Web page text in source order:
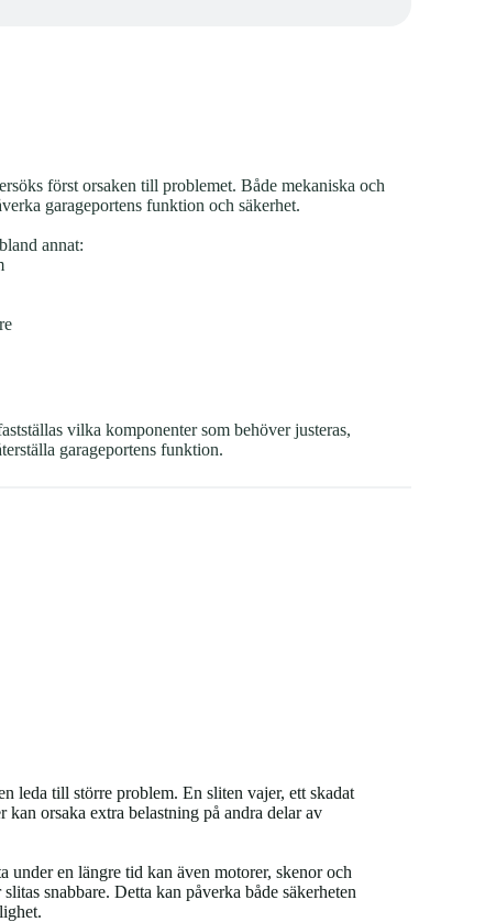
först orsaken till problemet. Både mekaniska och
garageportens funktion och säkerhet.
annat:
vilka komponenter som behöver justeras,
garageportens funktion.
leda till större problem. En sliten vajer, ett skadat
orsaka extra belastning på andra delar av
under en längre tid kan även motorer, skenor och
snabbare. Detta kan påverka både säkerheten